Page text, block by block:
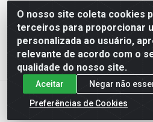
O nosso site coleta cookies
terceiros para proporcionar
personalizada ao usuário,
relevante de acordo com o
qualidade do nosso site.
Aceitar
Negar não
Preferências de Cookies
Machado Carnes Distribuidora
Logradouro: Avenida Candido
- CEP 64.500-000 -